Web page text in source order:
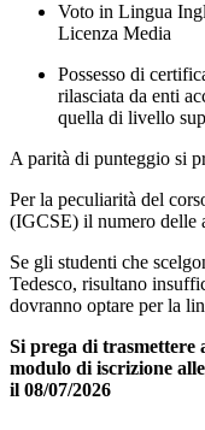
Voto in Lingua
Licenza Media
Possesso di
rilasciata da enti
quella di livello
A parità di punteggio si
Per la peculiarità del
(IGCSE) il numero delle
Se gli studenti che
Tedesco, risultano
dovranno optare per la
Si prega di
modulo di iscrizione
il 08/07/2026